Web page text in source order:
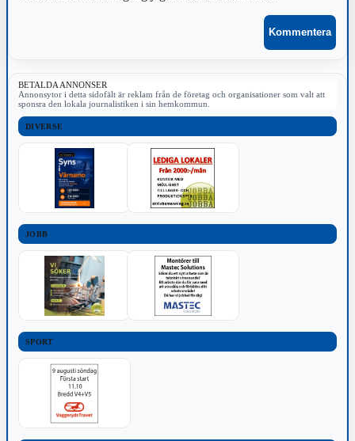
BETALDA ANNONSER
Annonsytor i detta sidofält är reklam från de företag och organisationer som valt att
sponsra den lokala journalistiken i sin hemkommun.
DIVERSE
JOBB
SPORT